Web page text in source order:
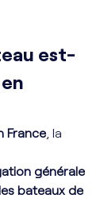
est-
France , la
générale
bateaux de